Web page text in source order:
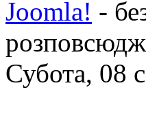
Joomla! -
Субота, 08